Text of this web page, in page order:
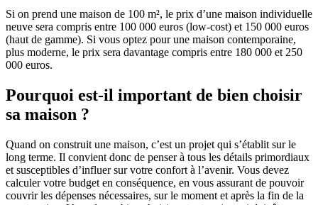
Si on prend une maison de 100 m², le prix d’une maison individuelle
neuve sera compris entre 100 000 euros (low-cost) et 150 000 euros
(haut de gamme). Si vous optez pour une maison contemporaine,
plus moderne, le prix sera davantage compris entre 180 000 et 250
000 euros.
Pourquoi est-il important de bien choisir
sa maison ?
Quand on construit une maison, c’est un projet qui s’établit sur le
long terme. Il convient donc de penser à tous les détails primordiaux
et susceptibles d’influer sur votre confort à l’avenir. Vous devez
calculer votre budget en conséquence, en vous assurant de pouvoir
couvrir les dépenses nécessaires, sur le moment et après la fin de la